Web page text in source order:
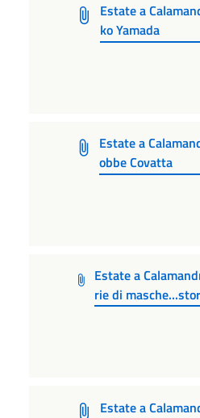
Estate a
ko Yamada
Estate a
obbe Covatta
Estate a
rie di
Estate a